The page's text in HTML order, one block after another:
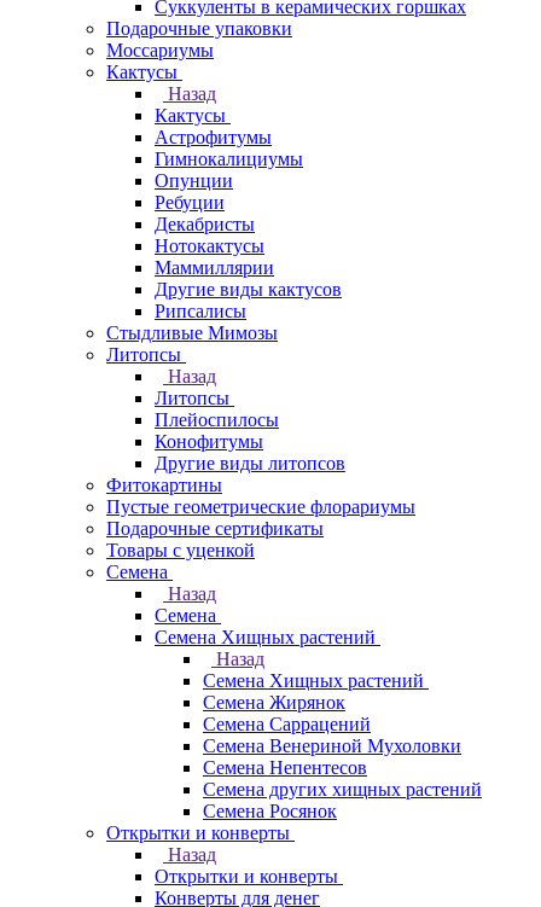
Суккуленты в керамических горшках
Подарочные упаковки
Моссариумы
Кактусы
Назад
Кактусы
Астрофитумы
Гимнокалициумы
Опунции
Ребуции
Декабристы
Нотокактусы
Маммиллярии
Другие виды кактусов
Рипсалисы
Стыдливые Мимозы
Литопсы
Назад
Литопсы
Плейоспилосы
Конофитумы
Другие виды литопсов
Фитокартины
Пустые геометрические флорариумы
Подарочные сертификаты
Товары с уценкой
Семена
Назад
Семена
Семена Хищных растений
Назад
Семена Хищных растений
Семена Жирянок
Семена Саррацений
Семена Венериной Мухоловки
Семена Непентесов
Семена других хищных растений
Семена Росянок
Открытки и конверты
Назад
Открытки и конверты
Конверты для денег